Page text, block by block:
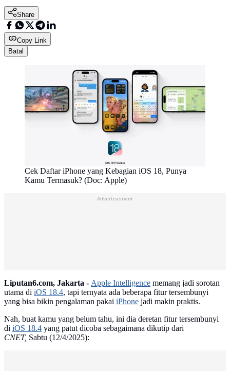
Share
Copy Link
Batal
Cek Daftar iPhone yang Kebagian iOS 18, Punya
Kamu Termasuk? (Doc: Apple)
Advertisement
Liputan6.com, Jakarta - Apple Intelligence memang jadi sorotan
utama di iOS 18.4, tapi ternyata ada beberapa fitur tersembunyi
yang bisa bikin pengalaman pakai iPhone jadi makin praktis.
Nah, buat kamu yang belum tahu, ini dia deretan fitur tersembunyi
di iOS 18.4 yang patut dicoba sebagaimana dikutip dari
CNET, Sabtu (12/4/2025):